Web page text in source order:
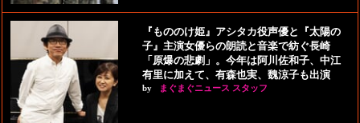
『もののけ姫』アシタカ役声優と『太陽の
子』主演女優らの朗読と音楽で紡ぐ長崎
「原爆の悲劇」。今年は阿川佐和子、中江
有里に加えて、有森也実、魏涼子も出演
by まぐまぐニュース スタッフ